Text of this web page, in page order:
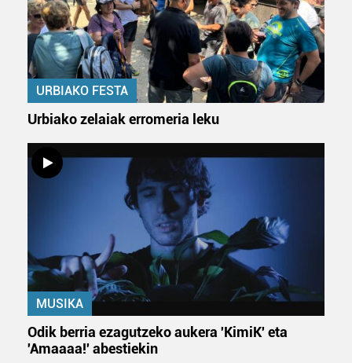
URBIAKO FESTA
Urbiako zelaiak erromeria leku
MUSIKA
Odik berria ezagutzeko aukera 'KimiK' eta
'Amaaaa!' abestiekin